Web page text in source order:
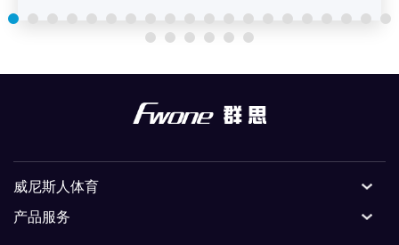
威尼斯人体育
产品服务